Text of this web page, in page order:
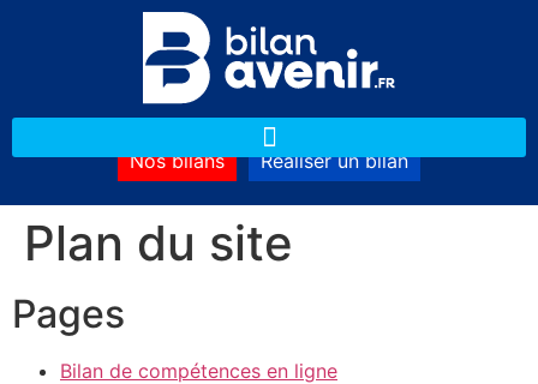
Nos bilans Réaliser un bilan
Plan du site
Pages
Bilan de compétences en ligne